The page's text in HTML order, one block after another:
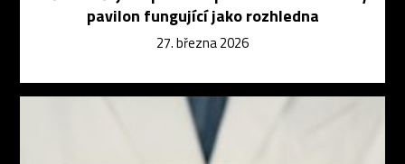
pavilon fungující jako rozhledna
27. března 2026